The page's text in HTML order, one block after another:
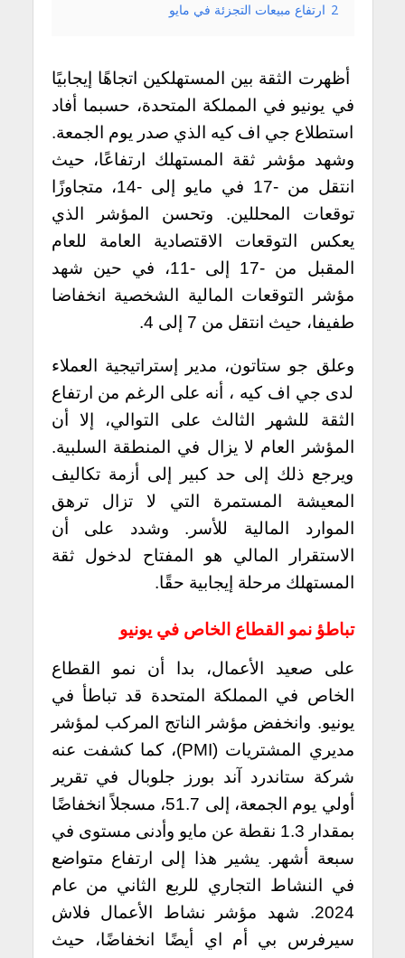
2 ارتفاع مبيعات التجزئة في مايو
أظهرت الثقة بين المستهلكين اتجاهًا إيجابيًا
في يونيو في المملكة المتحدة، حسبما أفاد
استطلاع جي اف كيه الذي صدر يوم الجمعة.
وشهد مؤشر ثقة المستهلك ارتفاعًا، حيث
انتقل من -17 في مايو إلى -14، متجاوزًا
توقعات المحللين. وتحسن المؤشر الذي
يعكس التوقعات الاقتصادية العامة للعام
المقبل من -17 إلى -11، في حين شهد
مؤشر التوقعات المالية الشخصية انخفاضا
طفيفا، حيث انتقل من 7 إلى 4.
وعلق جو ستاتون، مدير إستراتيجية العملاء
لدى جي اف كيه ، أنه على الرغم من ارتفاع
الثقة للشهر الثالث على التوالي، إلا أن
المؤشر العام لا يزال في المنطقة السلبية.
ويرجع ذلك إلى حد كبير إلى أزمة تكاليف
المعيشة المستمرة التي لا تزال ترهق
الموارد المالية للأسر. وشدد على أن
الاستقرار المالي هو المفتاح لدخول ثقة
المستهلك مرحلة إيجابية حقًا.
تباطؤ نمو القطاع الخاص في يونيو
على صعيد الأعمال، بدا أن نمو القطاع
الخاص في المملكة المتحدة قد تباطأ في
يونيو. وانخفض مؤشر الناتج المركب لمؤشر
مديري المشتريات (PMI)، كما كشفت عنه
شركة ستاندرد آند بورز جلوبال في تقرير
أولي يوم الجمعة، إلى 51.7، مسجلاً انخفاضًا
بمقدار 1.3 نقطة عن مايو وأدنى مستوى في
سبعة أشهر. يشير هذا إلى ارتفاع متواضع
في النشاط التجاري للربع الثاني من عام
2024.
شهد مؤشر نشاط الأعمال فلاش
سيرفرس بي أم اي أيضًا انخفاضًا، حيث